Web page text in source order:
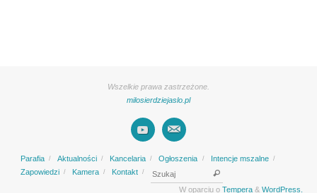
Wszelkie prawa zastrzeżone.
milosierdziejaslo.pl
Parafia Aktualności Kancelaria Ogłoszenia
Intencje mszalne
Zapowiedzi
Kamera Kontakt
Szukaj
W oparciu o Tempera & WordPress.